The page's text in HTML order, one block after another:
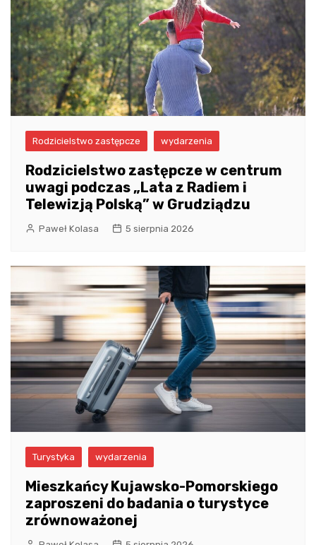
Rodzicielstwo zastępcze wydarzenia
Rodzicielstwo zastępcze w centrum
uwagi podczas „Lata z Radiem i
Telewizją Polską” w Grudziądzu
Paweł Kolasa 5 sierpnia 2026
Turystyka wydarzenia
Mieszkańcy Kujawsko-Pomorskiego
zaproszeni do badania o turystyce
zrównoważonej